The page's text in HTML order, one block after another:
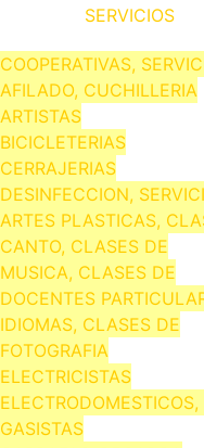
SERVICIOS
COOPERATIVAS,
AFILADO, CUCHILLERIA
ARTISTAS
BICICLETERIAS
CERRAJERIAS
DESINFECCION,
ARTES PLASTICAS,
CANTO, CLASES DE
MUSICA, CLASES DE
DOCENTES
IDIOMAS, CLASES DE
FOTOGRAFIA
ELECTRICISTAS
ELECTRODOMESTICOS,
GASISTAS